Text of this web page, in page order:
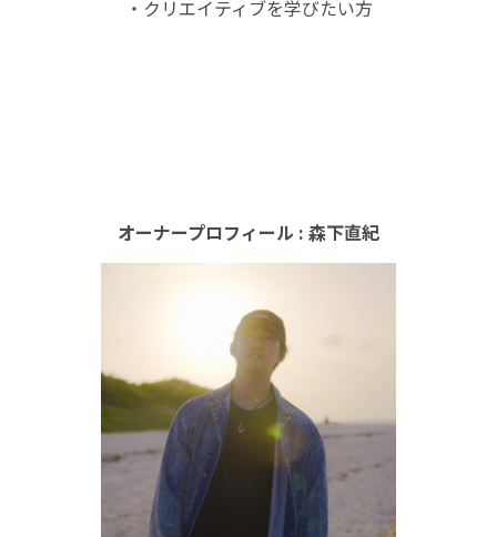
・クリエイティブを学びたい方
オーナープロフィール : 森下直紀